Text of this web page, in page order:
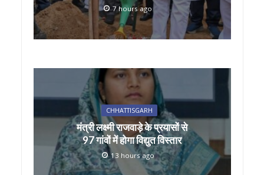
7 hours ago
CHHATTISGARH
मंत्री लक्ष्मी राजवाड़े के प्रयासों से
97 गांवों में होगा विद्युत विस्तार
13 hours ago